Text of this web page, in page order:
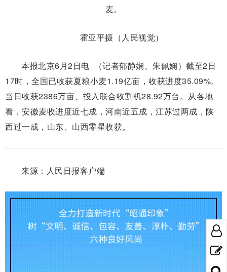
麦。
霍亚平摄（人民视觉）
本报北京6月2日电 （记者郁静娴、朱佩娴）截至2日
17时，全国已收获夏粮小麦1.19亿亩，收获进度35.09%。
当日收获2386万亩、投入联合收割机28.92万台。从各地
看，安徽麦收进度近七成，河南近五成，江苏过两成，陕
西过一成，山东、山西零星收获。
来源：人民日报客户端